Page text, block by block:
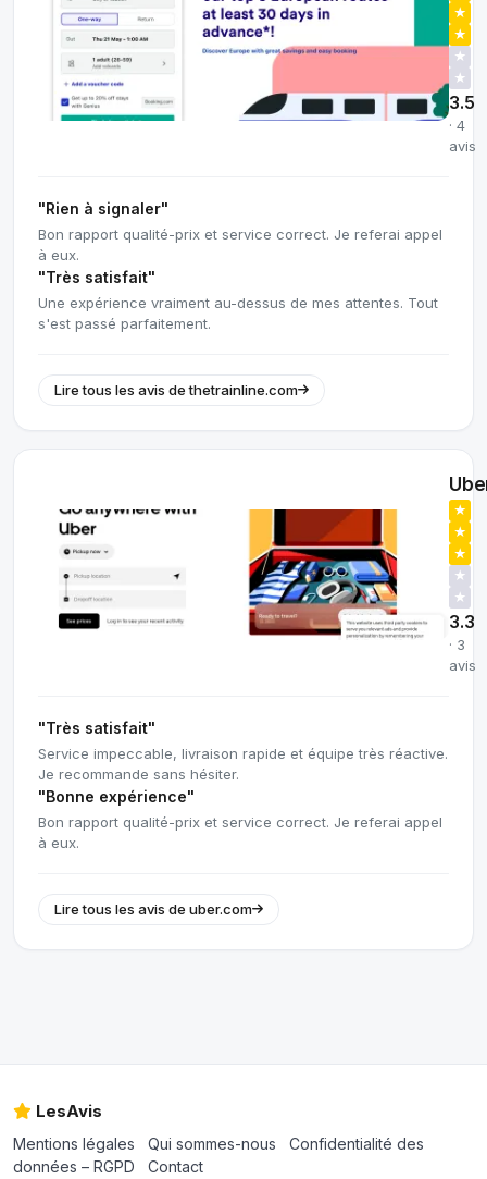
★
★
★
★
3.5
· 4
avis
"Rien à signaler"
Bon rapport qualité-prix et service correct. Je referai appel
à eux.
"Très satisfait"
Une expérience vraiment au-dessus de mes attentes. Tout
s'est passé parfaitement.
Lire tous les avis de thetrainline.com
★
★
★
★
★
3.3
· 3
avis
"Très satisfait"
Service impeccable, livraison rapide et équipe très réactive.
Je recommande sans hésiter.
"Bonne expérience"
Bon rapport qualité-prix et service correct. Je referai appel
à eux.
Lire tous les avis de uber.com
LesAvis
Mentions légales Qui sommes-nous
Confidentialité des
données – RGPD
Contact